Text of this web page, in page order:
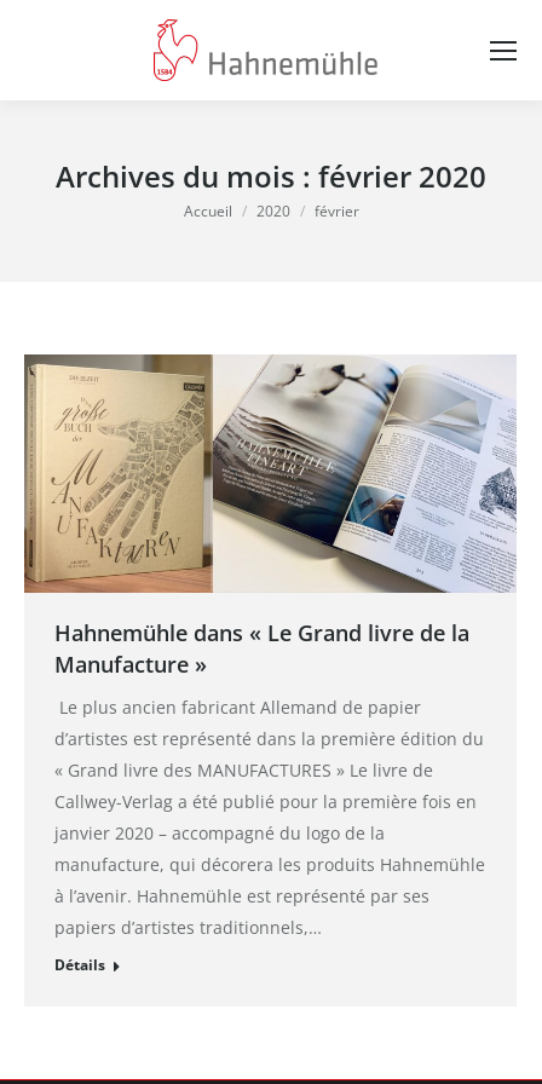
Archives du mois : février 2020
Vous êtes ici :
Accueil 2020 février
Hahnemühle dans « Le Grand livre de la
Manufacture »
Le plus ancien fabricant Allemand de papier
d’artistes est représenté dans la première édition du
« Grand livre des MANUFACTURES » Le livre de
Callwey-Verlag a été publié pour la première fois en
janvier 2020 – accompagné du logo de la
manufacture, qui décorera les produits Hahnemühle
à l’avenir. Hahnemühle est représenté par ses
papiers d’artistes traditionnels,…
Détails